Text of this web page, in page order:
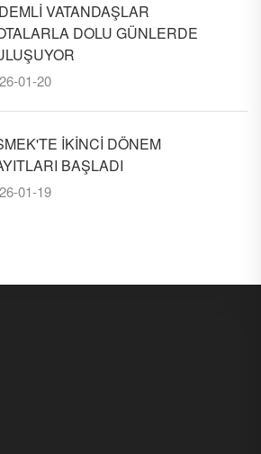
VATANDAŞLAR
DOLU GÜNLERDE
01-20
İKİNCİ DÖNEM
BAŞLADI
01-19